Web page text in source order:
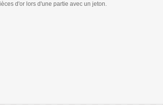
d'or lors d'une partie avec un jeton.